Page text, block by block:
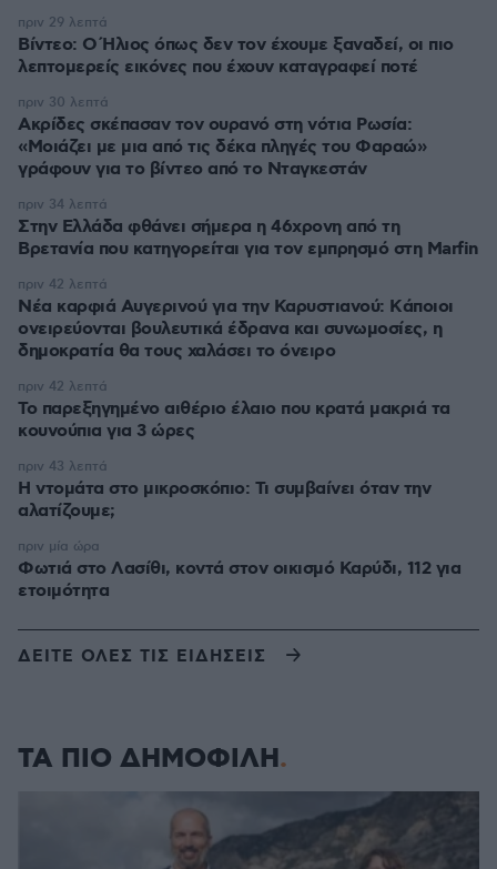
Βίντεο: Ο Ήλιος όπως δεν τον έχουμε ξαναδεί, οι πιο
λεπτομερείς εικόνες που έχουν καταγραφεί ποτέ
πριν 29 λεπτά
Ακρίδες σκέπασαν τον ουρανό στη νότια Ρωσία:
«Μοιάζει με μια από τις δέκα πληγές του Φαραώ»
γράφουν για το βίντεο από το Νταγκεστάν
πριν 30 λεπτά
Στην Ελλάδα φθάνει σήμερα η 46χρονη από τη
Βρετανία που κατηγορείται για τον εμπρησμό στη Marfin
πριν 34 λεπτά
Νέα καρφιά Αυγερινού για την Καρυστιανού: Kάποιοι
ονειρεύονται βουλευτικά έδρανα και συνωμοσίες, η
δημοκρατία θα τους χαλάσει το όνειρο
πριν 42 λεπτά
Το παρεξηγημένο αιθέριο έλαιο που κρατά μακριά τα
κουνούπια για 3 ώρες
πριν 42 λεπτά
Η ντομάτα στο μικροσκόπιο: Τι συμβαίνει όταν την
αλατίζουμε;
πριν 43 λεπτά
Φωτιά στο Λασίθι, κοντά στον οικισμό Καρύδι, 112 για
ετοιμότητα
πριν μία ώρα
ΔΕΙΤΕ ΟΛΕΣ ΤΙΣ ΕΙΔΗΣΕΙΣ
ΤΑ ΠΙΟ ΔΗΜΟΦΙΛΗ